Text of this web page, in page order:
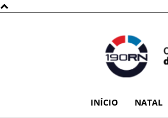
INÍCIO NATAL